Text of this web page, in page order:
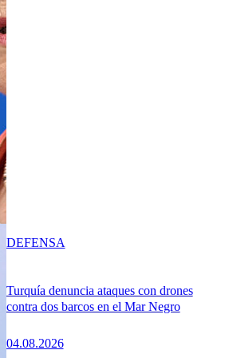
Turquía denuncia ataques con drones
contra dos barcos en el Mar Negro
04.08.2026
DEFENSA